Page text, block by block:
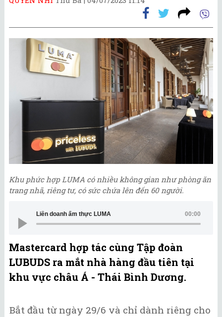
Khu phức hợp LUMA có nhiều không gian như phòng ăn
trang nhã, riêng tư, có sức chứa lên đến 60 người.
00:00
Liên doanh ẩm thực LUMA
Mastercard hợp tác cùng Tập đoàn
LUBUDS ra mắt nhà hàng đầu tiên tại
khu vực châu Á - Thái Bình Dương.
Bắt đầu từ ngày 29/6 và chỉ dành riêng cho